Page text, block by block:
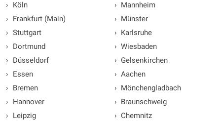
›
Köln
›
Frankfurt (Main)
› Stuttgart
›
Dortmund
›
Düsseldorf
›
Essen
›
Bremen
›
Hannover
›
Leipzig
› Mannheim
› Münster
› Karlsruhe
› Wiesbaden
› Gelsenkirchen
› Aachen
› Mönchengladbach
› Braunschweig
› Chemnitz